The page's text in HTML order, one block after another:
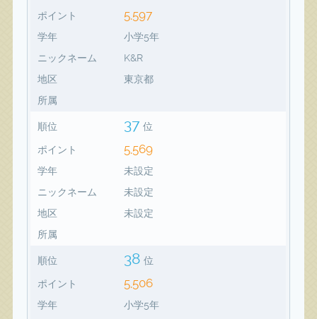
ポイント 5,597
学年
小学5年
ニックネーム
K&R
地区
東京都
所属
順位 37 位
ポイント 5,569
学年
未設定
ニックネーム
未設定
地区
未設定
所属
順位 38 位
ポイント 5,506
学年
小学5年